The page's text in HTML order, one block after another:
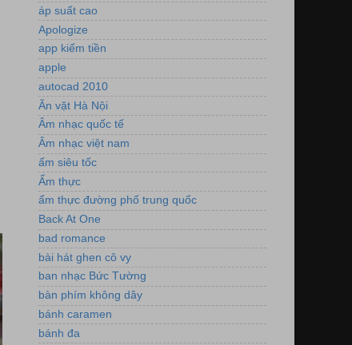
áp suất cao
Apologize
app kiếm tiền
apple
autocad 2010
Ăn vặt Hà Nội
Âm nhạc quốc tế
Âm nhạc việt nam
ấm siêu tốc
Ẩm thực
ẩm thực đường phố trung quốc
Back At One
bad romance
bài hát ghen cô vy
ban nhạc Bức Tường
bàn phím không dây
bánh caramen
bánh đa